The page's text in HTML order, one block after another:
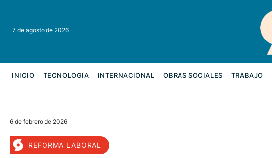
7 de agosto de 2026
INICIO TECNOLOGIA INTERNACIONAL OBRAS SOCIALES TRABAJO
6 de febrero de 2026
REFORMA LABORAL